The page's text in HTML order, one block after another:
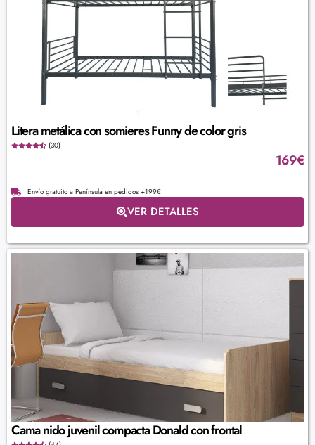
Litera metálica con somieres Funny de color gris
(30)
169€
Envío gratuito a Península en pedidos +199€
VER DETALLES
Cama nido juvenil compacta Donald con frontal